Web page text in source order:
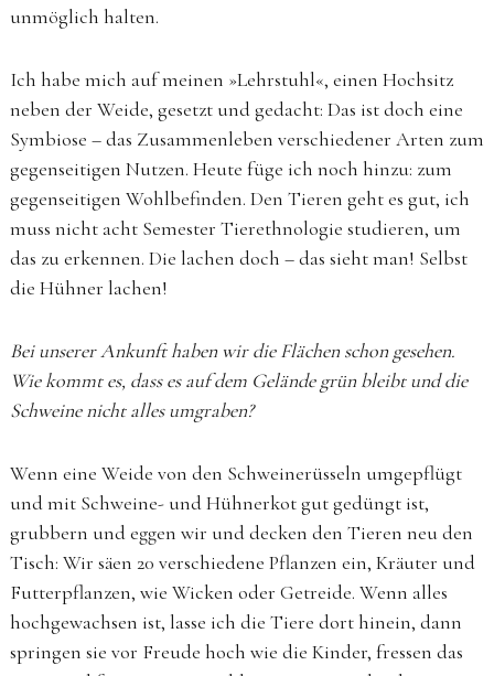
unmöglich halten.
Ich habe mich auf meinen »Lehrstuhl«, einen Hochsitz
neben der Weide, gesetzt und gedacht: Das ist doch eine
Symbiose – das Zusammenleben verschiedener Arten zum
gegenseitigen Nutzen. Heute füge ich noch hinzu: zum
gegenseitigen Wohlbefinden. Den Tieren geht es gut, ich
muss nicht acht Semester Tierethnologie studieren, um
das zu erkennen. Die lachen doch – das sieht man! Selbst
die Hühner lachen!
Bei unserer Ankunft haben wir die Flächen schon gesehen.
Wie kommt es, dass es auf dem Gelände grün bleibt und die
Schweine nicht alles umgraben?
Wenn eine Weide von den Schweinerüsseln umgepflügt
und mit Schweine- und Hühnerkot gut gedüngt ist,
grubbern und eggen wir und decken den Tieren neu den
Tisch: Wir säen 20 verschiedene Pflanzen ein, Kräuter und
Futterpflanzen, wie Wicken oder Getreide. Wenn alles
hochgewachsen ist, lasse ich die Tiere dort hinein, dann
springen sie vor Freude hoch wie die Kinder, fressen das